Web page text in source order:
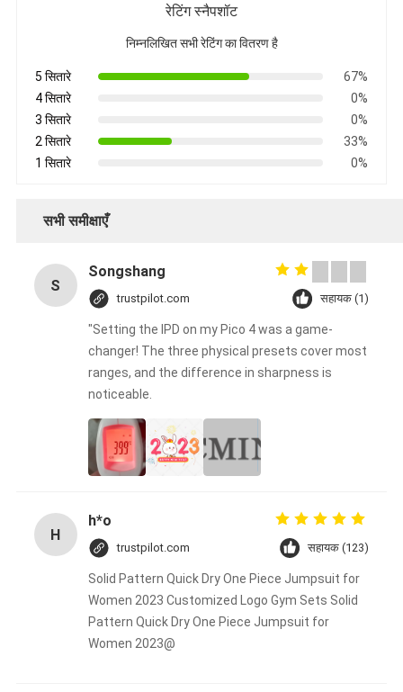
रेटिंग स्नैपशॉट
निम्नलिखित सभी रेटिंग का वितरण है
5 सितारे
67%
4 सितारे
0%
3 सितारे
0%
2 सितारे
33%
1 सितारे
0%
सभी समीक्षाएँ
S
Songshang
trustpilot.com सहायक (1)
"Setting the IPD on my Pico 4 was a game-
changer! The three physical presets cover most
ranges, and the difference in sharpness is
noticeable.
H
h*o
trustpilot.com सहायक (123)
Solid Pattern Quick Dry One Piece Jumpsuit for
Women 2023 Customized Logo Gym Sets Solid
Pattern Quick Dry One Piece Jumpsuit for
Women 2023@